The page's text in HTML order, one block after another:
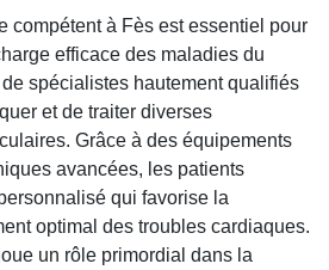
compétent à Fès est essentiel pour
efficace des maladies du
spécialistes hautement qualifiés
et de traiter diverses
Grâce à des équipements
avancées, les patients
qui favorise la
optimal des troubles cardiaques.
un rôle primordial dans la